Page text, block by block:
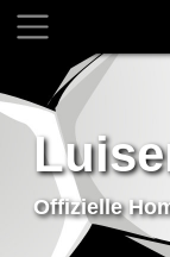
Offizielle